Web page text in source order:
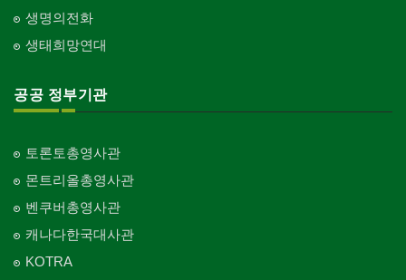
생명의전화
생태희망연대
공공 정부기관
토론토총영사관
몬트리올총영사관
벤쿠버총영사관
캐나다한국대사관
KOTRA